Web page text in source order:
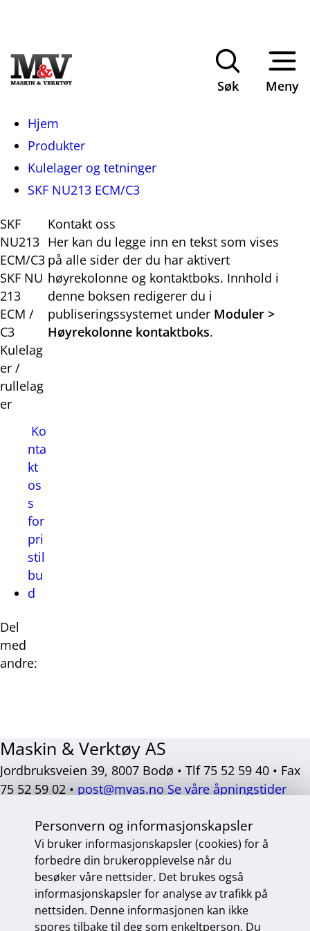
Personvern og informasjonskapsler
Vi bruker informasjonskapsler (cookies) for å
forbedre din brukeropplevelse når du
besøker våre nettsider. Det brukes også
informasjonskapsler for analyse av trafikk på
nettsiden. Denne informasjonen kan ikke
spores tilbake til deg som enkeltperson. Du
Søk Meny
Du
Hjem
Produkter
Kulelager og tetninger
SKF NU213 ECM/C3
SKF
NU213
ECM/C3
SKF NU
213
ECM /
C3
Kulelag
er /
rullelag
er
Ko
nta
kt
os
s
for
pri
stil
bu
d
Del
med
andre:
post
Kontakt oss
Her kan du legge inn en tekst som vises
på alle sider der du har aktivert
høyrekolonne og kontaktboks. Innhold i
denne boksen redigerer du i
publiseringssystemet under Moduler >
Høyrekolonne kontaktboks.
Maskin & Verktøy AS
Jordbruksveien 39, 8007 Bodø • Tlf 75 52 59 40 • Fax
75 52 59 02 • post@mvas.no Se våre åpningstider
Sosiale
medier
Personvern og informasjonskapsler
Endre personvernsinnstillinger